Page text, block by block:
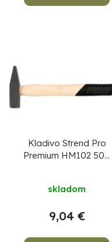
Kladivo Strend Pro
Premium HM102 500
dĺžka násady 320mm
skladom
9,04 €